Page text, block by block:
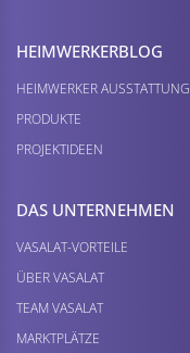
HEIMWERKER­BLOG
HEIMWERKER AUSSTATTUNG
PRODUKTE
PROJEKTIDEEN
DAS UNTERNEHMEN
VASALAT-VORTEILE
ÜBER VASALAT
TEAM VASALAT
MARKTPLÄTZE